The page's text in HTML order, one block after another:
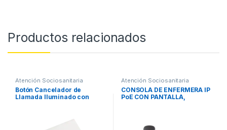
Productos relacionados
Atención Sociosanitaria
Botón Cancelador de
Llamada Iluminado con
NX0019/B, NX0015 Y
Atención Sociosanitaria
CONSOLA DE ENFERMERA IP
PoE CON PANTALLA,
CON SOFTWARE